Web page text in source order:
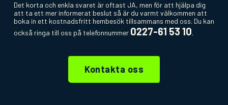
Det korta och enkla svaret är oftast JA, men för att hjälpa dig
att ta ett mer informerat beslut så är du varmt välkommen att
boka in ett kostnadsfritt hembesök tillsammans med oss. Du kan
också ringa till oss på telefonnummer 0227-61 53 10.
Kontakta oss